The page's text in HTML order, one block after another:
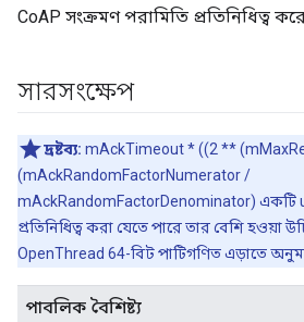
CoAP সংক্রমণ পরামিতি প্রতিনিধিত্ব
সারসংক্ষেপ
দ্রষ্টব্য: mAckTimeout * ((2 **
(mAckRandomFactorNumerator /
mAckRandomFactorDenominator) একটি
প্রতিনিধিত্ব করা যেতে পারে তার বেশি হওয়া
OpenThread 64-বিট পাটিগণিত এড়াতে
পাবলিক বৈশিষ্ট্য